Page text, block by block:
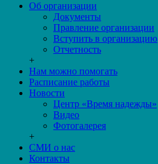
Об организации
Документы
Правление организации
Вступить в организацию
Отчетность
+
Нам можно помогать
Расписание работы
Новости
Центр «Время надежды»
Видео
Фотогалерея
+
СМИ о нас
Контакты